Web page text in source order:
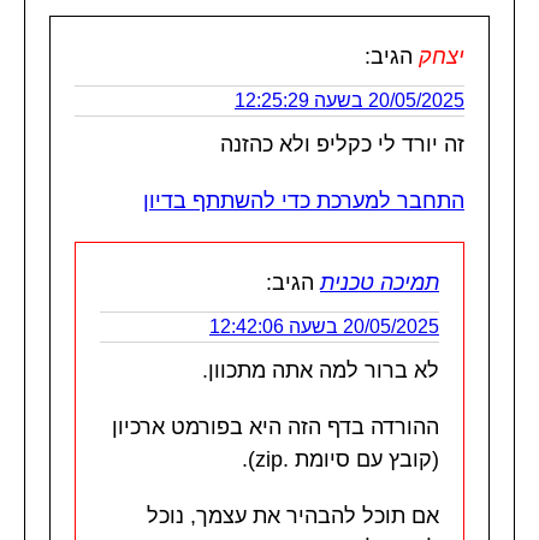
יצחק הגיב:
20/05/2025 בשעה 12:25:29
זה יורד לי כקליפ ולא כהזנה
התחבר למערכת כדי להשתתף בדיון
תמיכה טכנית הגיב:
20/05/2025 בשעה 12:42:06
לא ברור למה אתה מתכוון.
ההורדה בדף הזה היא בפורמט ארכיון
(קובץ עם סיומת .zip).
אם תוכל להבהיר את עצמך, נוכל